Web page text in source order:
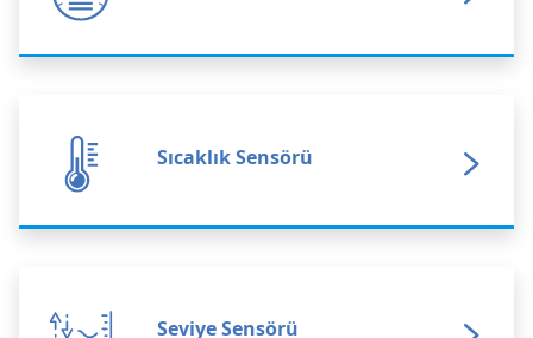
İLETİŞİM
Servis & Destek
Hesabım
Sıcaklık Sensörü
Seviye Sensörü